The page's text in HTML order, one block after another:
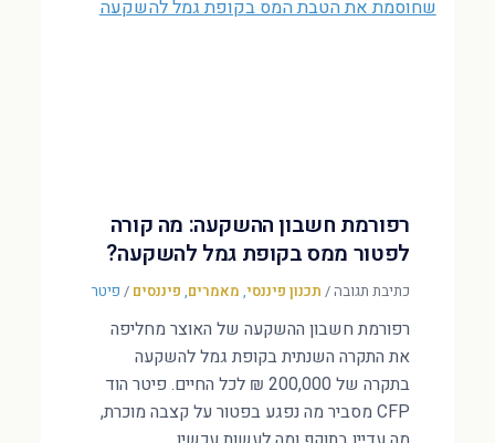
רפורמת חשבון ההשקעה: מה קורה
לפטור ממס בקופת גמל להשקעה?
כתיבת תגובה/ תכנון פיננסי, מאמרים, פיננסים / פיטר
רפורמת חשבון ההשקעה של האוצר מחליפה
את התקרה השנתית בקופת גמל להשקעה
בתקרה של 200,000 ₪ לכל החיים. פיטר הוד
CFP מסביר מה נפגע בפטור על קצבה מוכרת,